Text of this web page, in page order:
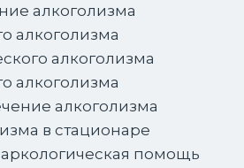
алкоголизма
алкоголизма
алкоголизма
алкоголизма
алкоголизма
в стационаре
помощь